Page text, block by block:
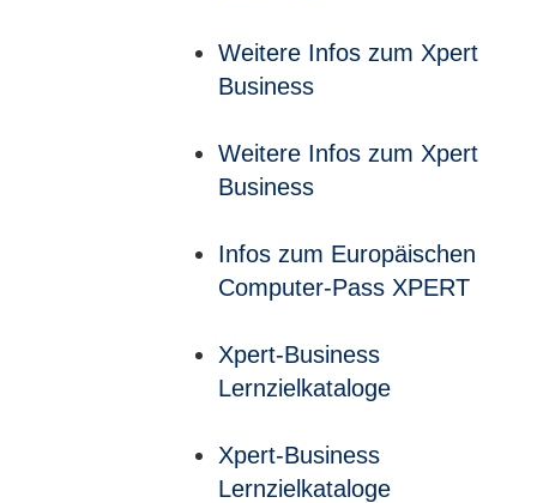
Weitere Infos zum Xpert
Business
Weitere Infos zum Xpert
Business
Infos zum Europäischen
Computer-Pass XPERT
Xpert-Business
Lernzielkataloge
Xpert-Business
Lernzielkataloge